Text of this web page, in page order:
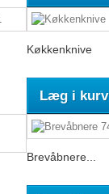
Køkkenknive
Læg i kurv
Brevåbnere...